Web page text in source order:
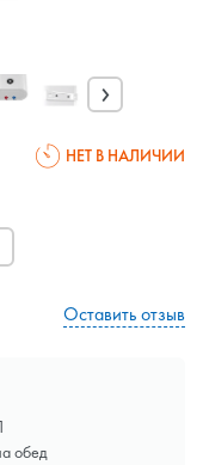
›
НЕТ В НАЛИЧИИ
Оставить отзыв
обед